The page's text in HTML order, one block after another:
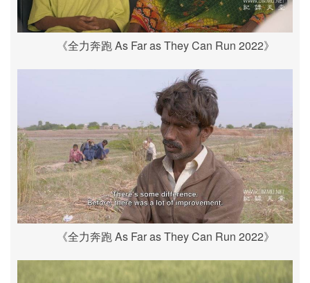
《全力奔跑 As Far as They Can Run 2022》
《全力奔跑 As Far as They Can Run 2022》